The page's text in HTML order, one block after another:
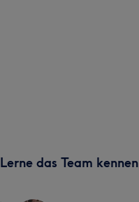
Lerne das Team kennen